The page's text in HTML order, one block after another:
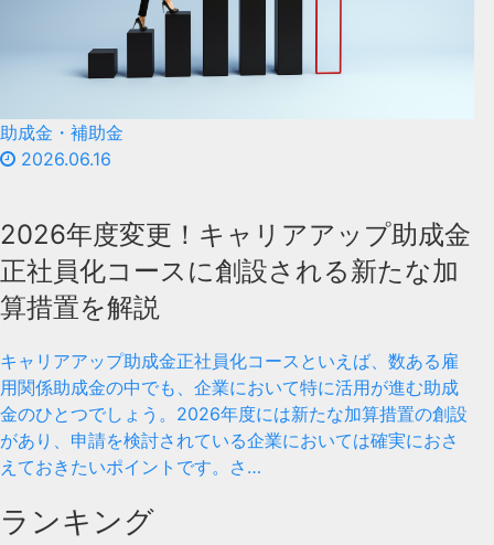
助成金・補助金
2026.06.16
2026年度変更！キャリアアップ助成金
正社員化コースに創設される新たな加
算措置を解説
キャリアアップ助成金正社員化コースといえば、数ある雇
用関係助成金の中でも、企業において特に活用が進む助成
金のひとつでしょう。2026年度には新たな加算措置の創設
があり、申請を検討されている企業においては確実におさ
えておきたいポイントです。さ…
ランキング